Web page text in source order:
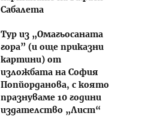
Сабалета
Тур из „Омагьосаната
гора” (и още приказни
картини) от
изложбата на София
Попйорданова, с която
празнуваме 10 години
издателство „Лист“